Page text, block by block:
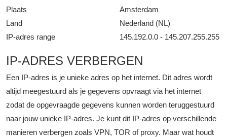
Plaats
Amsterdam
Land
Nederland (NL)
IP-adres range
145.192.0.0 - 145.207.255.255
IP-ADRES VERBERGEN
Een IP-adres is je unieke adres op het internet. Dit adres wordt
altijd meegestuurd als je gegevens opvraagt via het internet
zodat de opgevraagde gegevens kunnen worden teruggestuurd
naar jouw unieke IP-adres. Je kunt dit IP-adres op verschillende
manieren verbergen zoals VPN, TOR of proxy. Maar wat houdt